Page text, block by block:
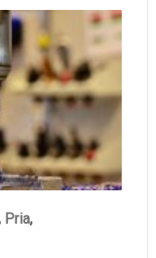
Pria,